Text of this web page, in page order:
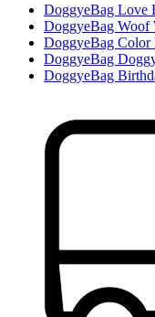
DoggyeBag Love
DoggyeBag Woof
DoggyeBag Color
DoggyeBag
DoggyeBag